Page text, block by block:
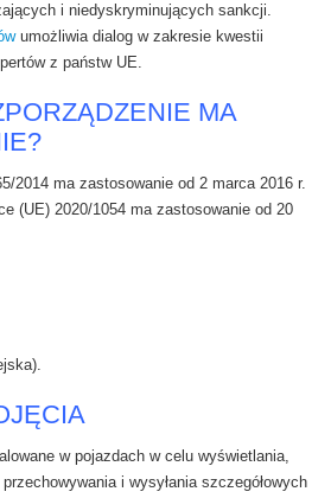
i niedyskryminujących sankcji.
umożliwia dialog w zakresie kwestii
z państw UE.
MA
2014 ma zastosowanie od 2 marca 2016 r.
(UE) 2020/1054 ma zastosowanie od 20
).
w pojazdach w celu wyświetlania,
i wysyłania szczegółowych